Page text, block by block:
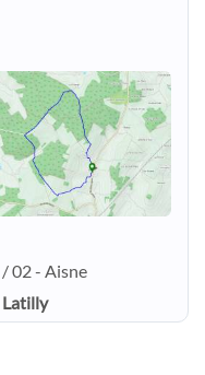
/ 02 - Aisne
Latilly